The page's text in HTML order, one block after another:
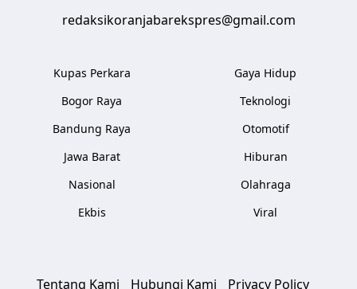
redaksikoranjabarekspres@gmail.com
Kupas Perkara
Bogor Raya
Bandung Raya
Jawa Barat
Nasional
Ekbis
Gaya Hidup
Teknologi
Otomotif
Hiburan
Olahraga
Viral
Tentang Kami Hubungi Kami Privacy Policy